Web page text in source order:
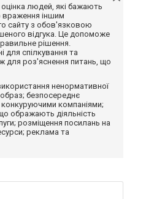
оцінка людей, які бажають
враження іншим
сайту з обов'язковою
відгука. Це допоможе
рішення.
для спілкування та
для роз'яснення питань, що
ненормативної
безпосереднє
компаніями;
ображають діяльність
розміщення посилань на
реклама та